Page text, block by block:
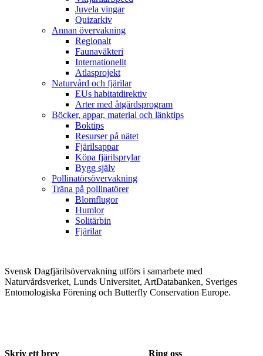
Juvela vingar
Quizarkiv
Annan övervakning
Regionalt
Faunaväkteri
Internationellt
Atlasprojekt
Naturvård och fjärilar
EUs habitatdirektiv
Arter med åtgärdsprogram
Böcker, appar, material och länktips
Boktips
Resurser på nätet
Fjärilsappar
Köpa fjärilsprylar
Bygg själv
Pollinatörsövervakning
Träna på pollinatörer
Blomflugor
Humlor
Solitärbin
Fjärilar
Svensk Dagfjärilsövervakning utförs i samarbete med
Naturvårdsverket, Lunds Universitet, ArtDatabanken, Sveriges
Entomologiska Förening och Butterfly Conservation Europe.
Skriv ett brev Ring oss